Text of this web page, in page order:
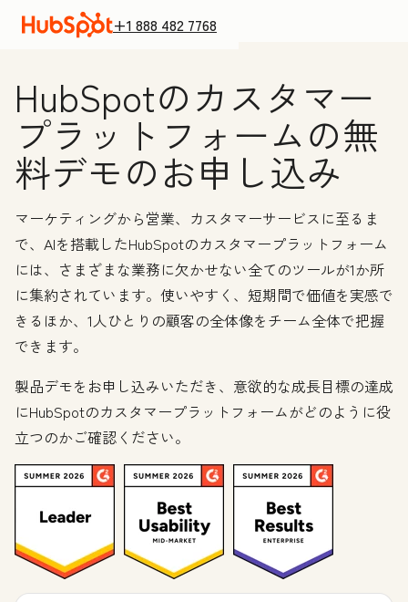
+1 888 482 7768
HubSpotのカスタマー
プラットフォームの無
料デモのお申し込み
マーケティングから営業、カスタマーサービスに至るま
で、AIを搭載したHubSpotのカスタマープラットフォーム
には、さまざまな業務に欠かせない全てのツールが1か所
に集約されています。 使いやすく、短期間で価値を実感で
きるほか、1人ひとりの顧客の全体像をチーム全体で把握
できます。
製品デモをお申し込みいただき、意欲的な成長目標の達成
にHubSpotのカスタマープラットフォームがどのように役
立つのかご確認ください。